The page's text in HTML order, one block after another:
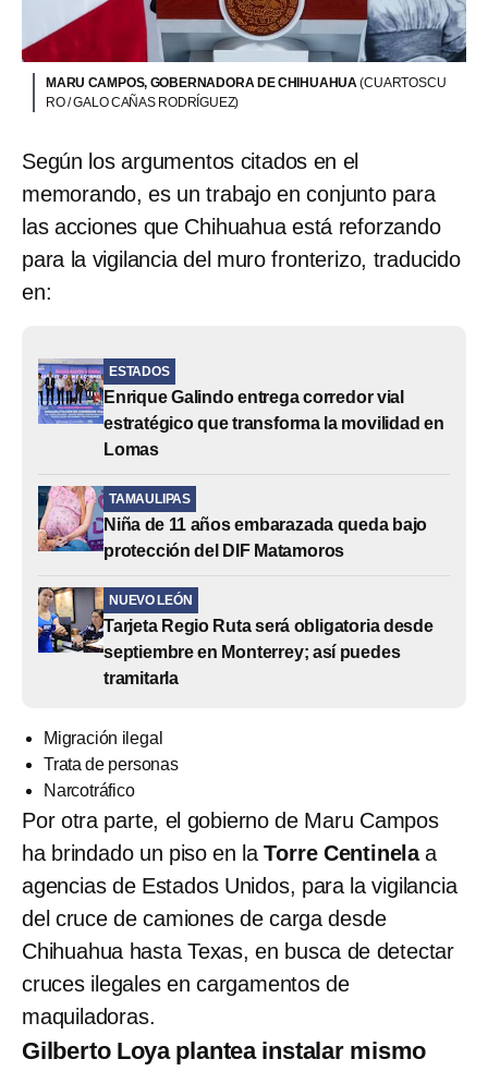
MARU CAMPOS, GOBERNADORA DE CHIHUAHUA(CUARTOSCU
RO / GALO CAÑAS RODRÍGUEZ)
Según los argumentos citados en el
memorando, es un trabajo en conjunto para
las acciones que Chihuahua está reforzando
para la vigilancia del muro fronterizo, traducido
en:
ESTADOS
Enrique Galindo entrega corredor vial
estratégico que transforma la movilidad en
Lomas
TAMAULIPAS
Niña de 11 años embarazada queda bajo
protección del DIF Matamoros
NUEVO LEÓN
Tarjeta Regio Ruta será obligatoria desde
septiembre en Monterrey; así puedes
tramitarla
Migración ilegal
Trata de personas
Narcotráfico
Por otra parte, el gobierno de Maru Campos
ha brindado un piso en laTorre Centinelaa
agencias de Estados Unidos, para la vigilancia
del cruce de camiones de carga desde
Chihuahua hasta Texas, en busca de detectar
cruces ilegales en cargamentos de
maquiladoras.
Gilberto Loya plantea instalar mismo